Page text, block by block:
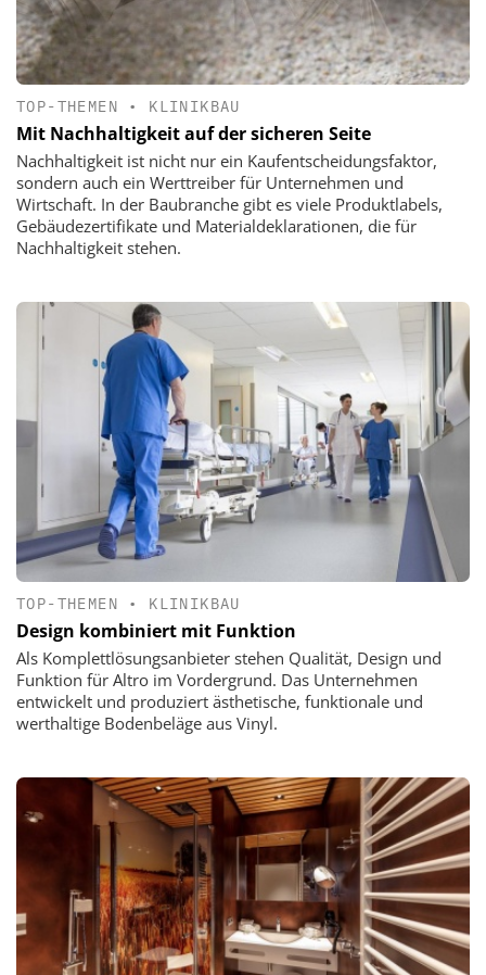
TOP-THEMEN • KLINIKBAU
Mit Nachhaltigkeit auf der sicheren Seite
Nachhaltigkeit ist nicht nur ein Kaufentscheidungsfaktor,
sondern auch ein Werttreiber für Unternehmen und
Wirtschaft. In der Baubranche gibt es viele Produktlabels,
Gebäudezertifikate und Materialdeklarationen, die für
Nachhaltigkeit stehen.
TOP-THEMEN • KLINIKBAU
Design kombiniert mit Funktion
Als Komplettlösungsanbieter stehen Qualität, Design und
Funktion für Altro im Vordergrund. Das Unternehmen
entwickelt und produziert ästhetische, funktionale und
werthaltige Bodenbeläge aus Vinyl.